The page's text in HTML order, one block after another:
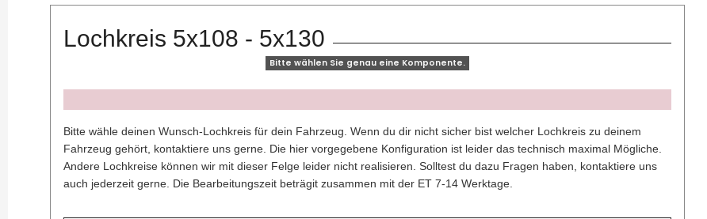
Lochkreis 5x108 - 5x130
Bitte wählen Sie genau eine Komponente.
x
Bitte wähle deinen Wunsch-Lochkreis für dein Fahrzeug. Wenn du dir nicht sicher bist welcher Lochkreis zu deinem
Fahrzeug gehört, kontaktiere uns gerne. Die hier vorgegebene Konfiguration ist leider das technisch maximal Mögliche.
Andere Lochkreise können wir mit dieser Felge leider nicht realisieren. Solltest du dazu Fragen haben, kontaktiere uns
auch jederzeit gerne. Die Bearbeitungszeit beträgit zusammen mit der ET 7-14 Werktage.